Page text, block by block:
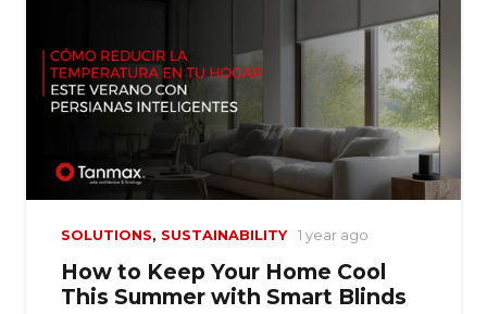
SOLUTIONS, SUSTAINABILITY 1 year ago
How to Keep Your Home Cool
This Summer with Smart Blinds